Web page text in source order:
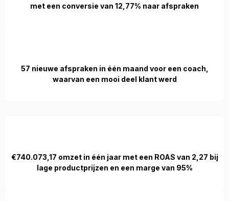
met een conversie van 12,77% naar afspraken
57 nieuwe afspraken in één maand voor een coach,
waarvan een mooi deel klant werd
€740.073,17 omzet in één jaar met een ROAS van 2,27 bij
lage productprijzen en een marge van 95%